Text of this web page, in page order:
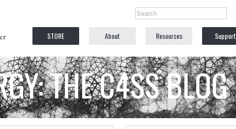
STORE About Resources Support
THE C4SS BLOG